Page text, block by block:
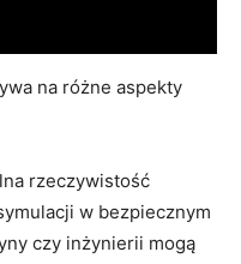
na różne aspekty
rzeczywistość
w bezpiecznym
czy inżynierii mogą